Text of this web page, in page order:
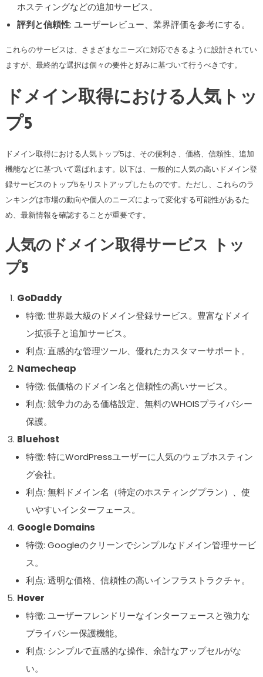
ホスティングなどの追加サービス。
評判と信頼性: ユーザーレビュー、業界評価を参考にする。
これらのサービスは、さまざまなニーズに対応できるように設計されてい
ますが、最終的な選択は個々の要件と好みに基づいて行うべきです。
ドメイン取得における人気トッ
プ5
ドメイン取得における人気トップ5は、その便利さ、価格、信頼性、追加
機能などに基づいて選ばれます。以下は、一般的に人気の高いドメイン登
録サービスのトップ5をリストアップしたものです。ただし、これらのラ
ンキングは市場の動向や個人のニーズによって変化する可能性があるた
め、最新情報を確認することが重要です。
人気のドメイン取得サービス トッ
プ5
GoDaddy
特徴: 世界最大級のドメイン登録サービス。豊富なドメイ
ン拡張子と追加サービス。
利点: 直感的な管理ツール、優れたカスタマーサポート。
Namecheap
特徴: 低価格のドメイン名と信頼性の高いサービス。
利点: 競争力のある価格設定、無料のWHOISプライバシー
保護。
Bluehost
特徴: 特にWordPressユーザーに人気のウェブホスティン
グ会社。
利点: 無料ドメイン名（特定のホスティングプラン）、使
いやすいインターフェース。
Google Domains
特徴: Googleのクリーンでシンプルなドメイン管理サービ
ス。
利点: 透明な価格、信頼性の高いインフラストラクチャ。
Hover
特徴: ユーザーフレンドリーなインターフェースと強力な
プライバシー保護機能。
利点: シンプルで直感的な操作、余計なアップセルがな
い。